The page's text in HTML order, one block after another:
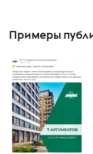
Примеры